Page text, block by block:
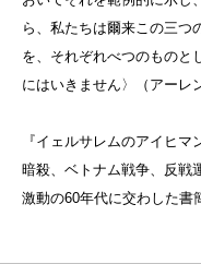
ら、私たちは爾来この三つ
を、それぞれべつのものと
にはいきません〉（アーレ
『イェルサレムのアイヒ
暗殺、ベトナム戦争、反戦
激動の60年代に交わした書